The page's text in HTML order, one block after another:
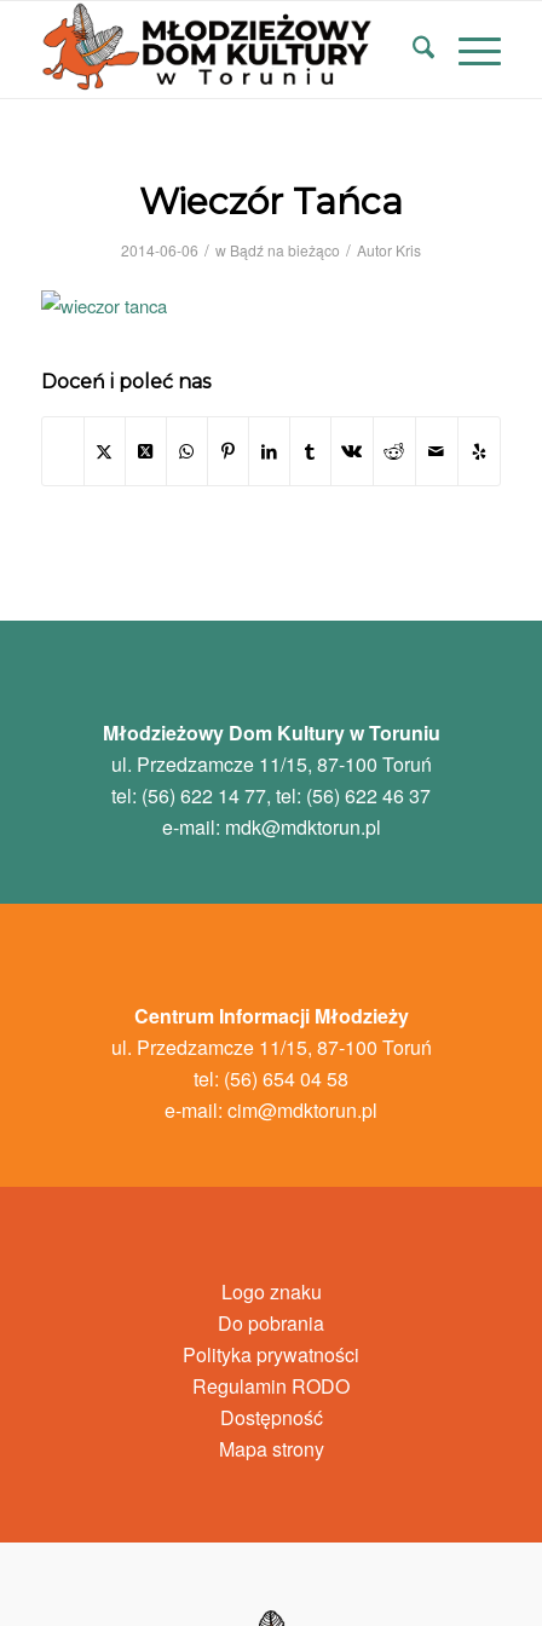
Wieczór Tańca
2014-06-06 / w Bądź na bieżąco / Autor Kris
Doceń i poleć nas
Młodzieżowy Dom Kultury w Toruniu
ul. Przedzamcze 11/15, 87-100 Toruń
tel: (56) 622 14 77, tel: (56) 622 46 37
e-mail: mdk@mdktorun.pl
Centrum Informacji Młodzieży
ul. Przedzamcze 11/15, 87-100 Toruń
tel: (56) 654 04 58
e-mail: cim@mdktorun.pl
Logo znaku
Do pobrania
Polityka prywatności
Regulamin RODO
Dostępność
Mapa strony